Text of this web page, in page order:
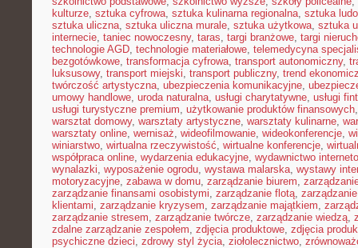
kulturze, sztuka cyfrowa, sztuka kulinarna regionalna, sztuka
sztuka uliczna, sztuka uliczna murale, sztuka użytkowa, sztuka
internecie, taniec nowoczesny, taras, targi branżowe, targi
technologie AGD, technologie materiałowe, telemedycyna
bezgotówkowe, transformacja cyfrowa, transport autonomiczny,
luksusowy, transport miejski, transport publiczny, trend
twórczość artystyczna, ubezpieczenia komunikacyjne,
umowy handlowe, uroda naturalna, usługi charytatywne, usługi
usługi turystyczne premium, użytkowanie produktów finansowych
warsztat domowy, warsztaty artystyczne, warsztaty kulinarne,
warsztaty online, wernisaż, wideofilmowanie, wideokonferencje,
winiarstwo, wirtualna rzeczywistość, wirtualne konferencje,
współpraca online, wydarzenia edukacyjne, wydawnictwo
wynalazki, wyposażenie ogrodu, wystawa malarska, wystawy
motoryzacyjne, zabawa w domu, zarządzanie biurem,
zarządzanie finansami osobistymi, zarządzanie flotą,
klientami, zarządzanie kryzysem, zarządzanie majątkiem,
zarządzanie stresem, zarządzanie twórcze, zarządzanie wiedzą,
zdalne zarządzanie zespołem, zdjęcia produktowe, zdjęcia
psychiczne dzieci, zdrowy styl życia, ziołolecznictwo,